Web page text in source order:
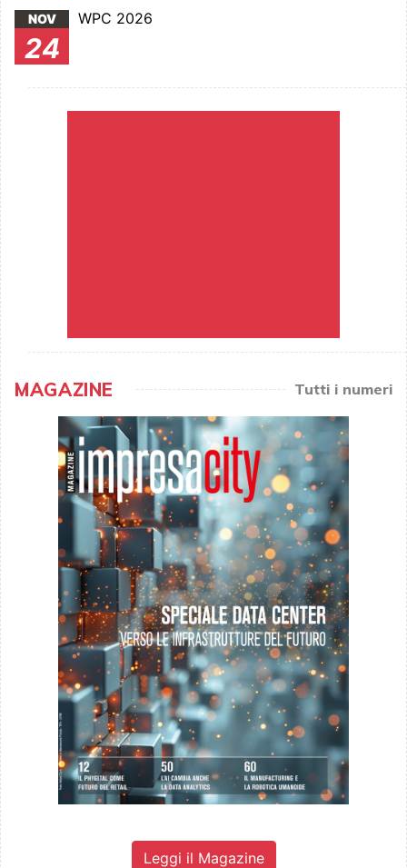
NOV
24
WPC 2026
MAGAZINE Tutti i numeri
Leggi il Magazine